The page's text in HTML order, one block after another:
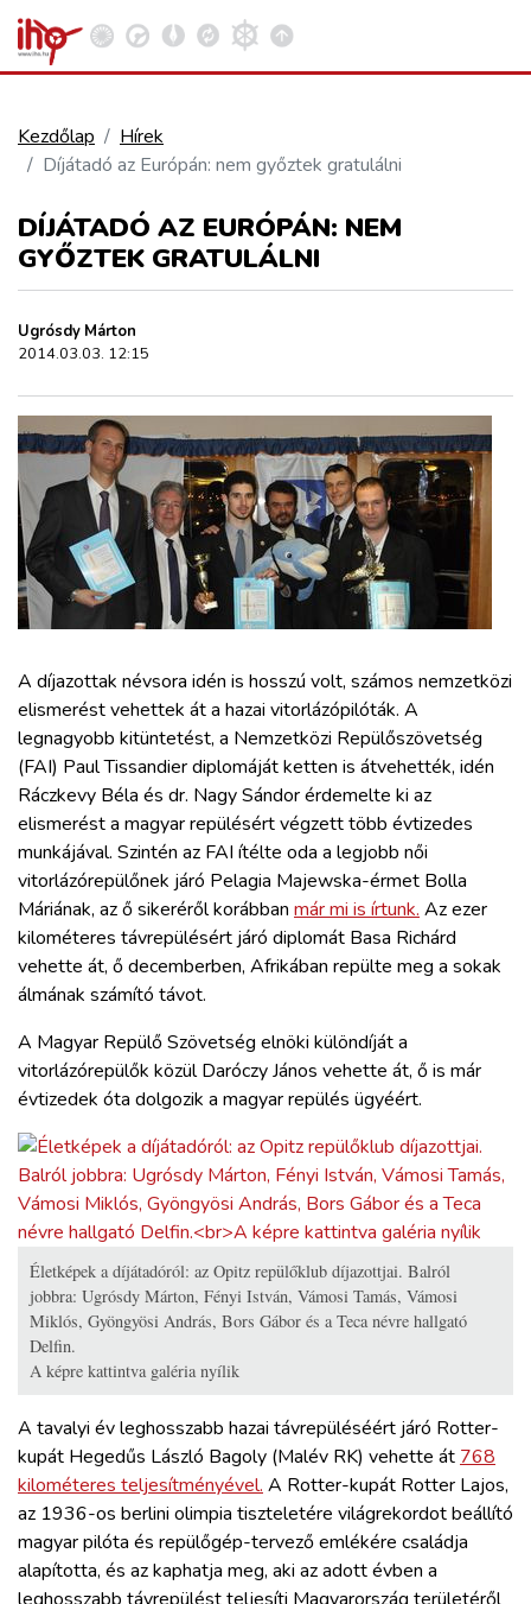
VASÚT
KÖZÚT
REPÜLÉS
KÖZLEKEDÉSFEJLESZTÉS
ELLÁTÁSI LÁNC
ZÖLDÚT
HAJÓZÁS
BLOG
ARCHÍVUM
WEBSHOP
BELÉPÉS
REGISZTRÁCIÓ
Kosár megtekintése
Kezdőlap
Hírek
Díjátadó az Európán: nem győztek gratulálni
DÍJÁTADÓ AZ EURÓPÁN: NEM
GYŐZTEK GRATULÁLNI
Ugrósdy Márton
2014.03.03. 12:15
A díjazottak névsora idén is hosszú volt, számos nemzetközi
elismerést vehettek át a hazai vitorlázópilóták. A
legnagyobb kitüntetést, a Nemzetközi Repülőszövetség
(FAI) Paul Tissandier diplomáját ketten is átvehették, idén
Ráczkevy Béla és dr. Nagy Sándor érdemelte ki az
elismerést a magyar repülésért végzett több évtizedes
munkájával. Szintén az FAI ítélte oda a legjobb női
vitorlázórepülőnek járó Pelagia Majewska-érmet Bolla
Máriának, az ő sikeréről korábban már mi is írtunk. Az ezer
kilométeres távrepülésért járó diplomát Basa Richárd
vehette át, ő decemberben, Afrikában repülte meg a sokak
álmának számító távot.
A Magyar Repülő Szövetség elnöki különdíját a
vitorlázórepülők közül Daróczy János vehette át, ő is már
évtizedek óta dolgozik a magyar repülés ügyéért.
Életképek a díjátadóról: az Opitz repülőklub díjazottjai. Balról
jobbra: Ugrósdy Márton, Fényi István, Vámosi Tamás, Vámosi
Miklós, Gyöngyösi András, Bors Gábor és a Teca névre hallgató
Delfin.
A képre kattintva galéria nyílik
A tavalyi év leghosszabb hazai távrepüléséért járó Rotter-
kupát Hegedűs László Bagoly (Malév RK) vehette át 768
kilométeres teljesítményével. A Rotter-kupát Rotter Lajos,
az 1936-os berlini olimpia tiszteletére világrekordot beállító
magyar pilóta és repülőgép-tervező emlékére családja
alapította, és az kaphatja meg, aki az adott évben a